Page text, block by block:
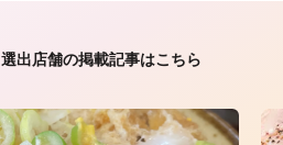
選出店舗の掲載記事はこちら